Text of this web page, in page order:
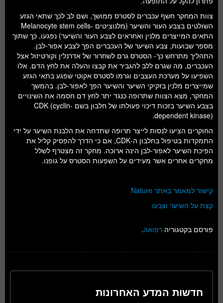
צוות המחקר חשף עכברים לסטרס ממושך, ושם לב לכך שתאי הגזע
השולטים בצבע העור והשיער (מלנוציטים -Melanocyte stem cells
התאים המייצרים מלנין ואחראים לצבע העור והשיער) נפגעו, כך שתוך
מספר שבועות, צבע השיער של העכברים הפך לצבע אפור-לבן.
התהליך מתרחש כך- הסטרס גרם לשחרור של אדרנלין וקורטיזול אצל
העכברים, מה שגרם ללב להגביר את קבצו והעלה את לחץ הדם. אלו
השפיעו על מערכת העצבים וגרמו לסטרס אקוטי שפגע בתאי הגזע
שמייצרים מלנין בזקיקי השיער והשיער הפך לאפור-לבן. בהמשך
המחקר, מצא הצוות שתרופה כנגד יתר לחץ דם חסמה את השינויים
בצבע השיער בזכות דיכוי פעולתו של חלבון בשם CDK (cyclin-
dependent kinase).
החוקרים הציעו לנסות לייצר תרופה שתדחה את הלבנת השיער על ידי
התמקדות בטיפול בחלבון ה-CDK, אם כי הדרך להפסיק קליל את
הפיכת השיער לאפור-לבן הינה ארוכה. מחקר זה מצטרף לשלל
מחקרים אחרים אשר מעידים על השפעות הסטרס על גופנו.
קישור למאמר באתר Nature
קצת על השיער וצבעו
פורסם בקטגוריה רפואה.
חדשות המדע האחרונות